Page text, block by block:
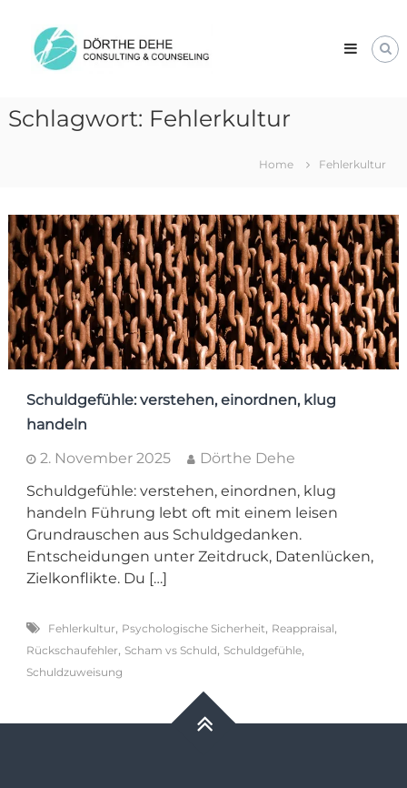
content
Dehe
Consulting
Schlagwort: Fehlerkultur
Home Fehlerkultur
Schuldgefühle: verstehen, einordnen, klug
handeln
2. November 2025
Dörthe Dehe
Schuldgefühle: verstehen, einordnen, klug
handeln Führung lebt oft mit einem leisen
Grundrauschen aus Schuldgedanken.
Entscheidungen unter Zeitdruck, Datenlücken,
Zielkonflikte. Du […]
Fehlerkultur, Psychologische Sicherheit, Reappraisal,
Rückschaufehler, Scham vs Schuld, Schuldgefühle,
Schuldzuweisung